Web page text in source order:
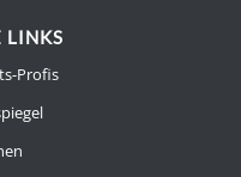
LINKS
Profis